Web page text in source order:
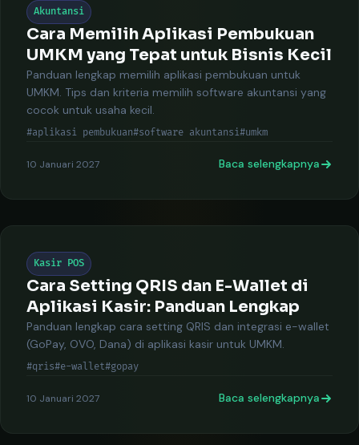
Akuntansi
Cara Memilih Aplikasi Pembukuan
UMKM yang Tepat untuk Bisnis Kecil
Panduan lengkap memilih aplikasi pembukuan untuk
UMKM. Tips dan kriteria memilih software akuntansi yang
cocok untuk usaha kecil.
#aplikasi pembukuan#software akuntansi#umkm
10 Januari 2027 Baca selengkapnya
Kasir POS
Cara Setting QRIS dan E-Wallet di
Aplikasi Kasir: Panduan Lengkap
Panduan lengkap cara setting QRIS dan integrasi e-wallet
(GoPay, OVO, Dana) di aplikasi kasir untuk UMKM.
#qris#e-wallet#gopay
10 Januari 2027 Baca selengkapnya